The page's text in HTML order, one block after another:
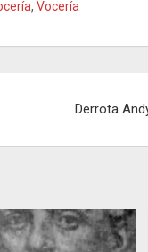
, Vocería
Derrota